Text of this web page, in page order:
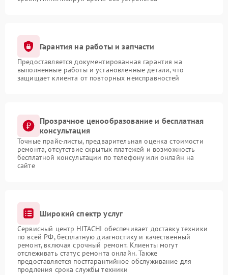
Гарантия на работы и запчасти
Предоставляется документированная гарантия на
выполненные работы и установленные детали, что
защищает клиента от повторных неисправностей
Прозрачное ценообразование и бесплатная
консультация
Точные прайс-листы, предварительная оценка стоимости
ремонта, отсутствие скрытых платежей и возможность
бесплатной консультации по телефону или онлайн на
сайте
Широкий спектр услуг
Сервисный центр HITACHI обеспечивает доставку техники
по всей РФ, бесплатную диагностику и качественный
ремонт, включая срочный ремонт. Клиенты могут
отслеживать статус ремонта онлайн. Также
предоставляется постгарантийное обслуживание для
продления срока службы техники